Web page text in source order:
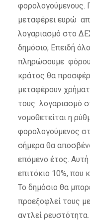
φορολογούμενους.
μεταφέρει ευρώ
λογαριασμό στο
δημόσιο; Επειδή
πληρώσουμε
κράτος θα
μεταφέρουν
τους λογαριασμό
νομοθετείται η
φορολογούμενος
σήμερα θα
επόμενο έτος.
επιτόκιο 10%, που
Το δημόσιο θα
προεξοφλεί τους
αντλεί